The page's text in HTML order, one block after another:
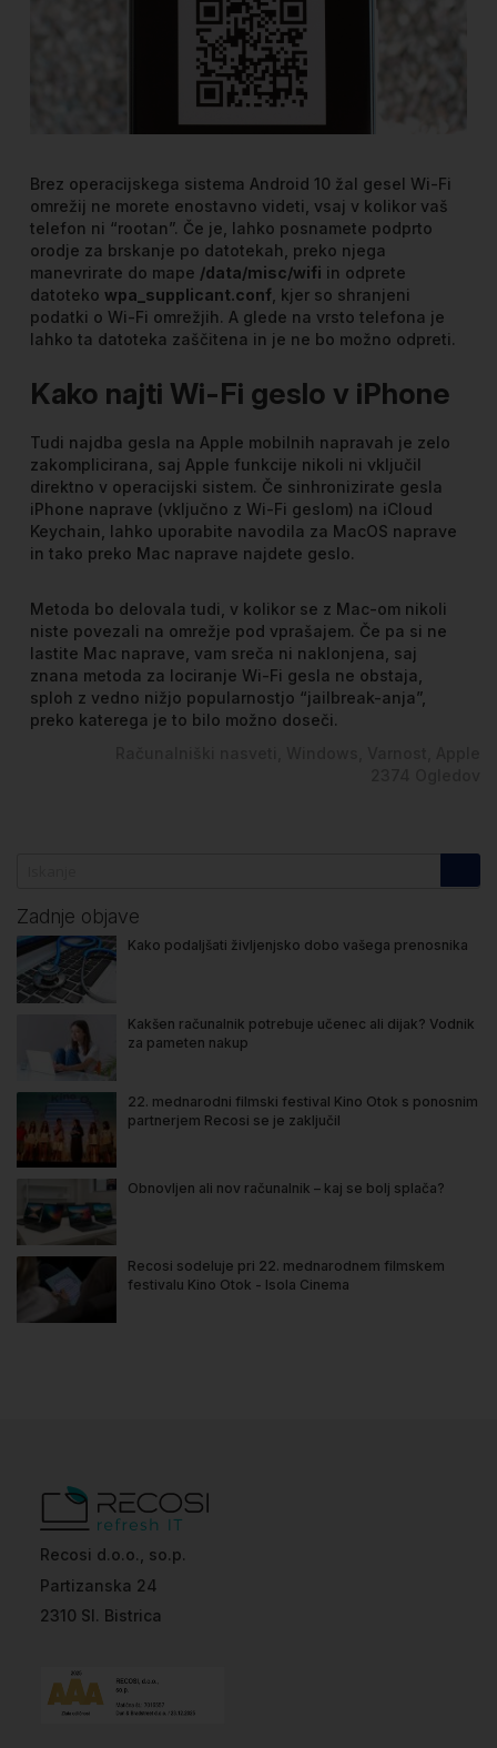
Brez operacijskega sistema Android 10 žal gesel Wi-Fi
omrežij ne morete enostavno videti, vsaj v kolikor vaš
telefon ni “rootan”. Če je, lahko posnamete podprto
orodje za brskanje po datotekah, preko njega
manevrirate do mape /data/misc/wifi in odprete
datoteko wpa_supplicant.conf, kjer so shranjeni
podatki o Wi-Fi omrežjih. A glede na vrsto telefona je
lahko ta datoteka zaščitena in je ne bo možno odpreti.
Kako najti Wi-Fi geslo v iPhone
Tudi najdba gesla na Apple mobilnih napravah je zelo
zakomplicirana, saj Apple funkcije nikoli ni vključil
direktno v operacijski sistem. Če sinhronizirate gesla
iPhone naprave (vključno z Wi-Fi geslom) na iCloud
Keychain, lahko uporabite navodila za MacOS naprave
in tako preko Mac naprave najdete geslo.
Metoda bo delovala tudi, v kolikor se z Mac-om nikoli
niste povezali na omrežje pod vprašajem. Če pa si ne
lastite Mac naprave, vam sreča ni naklonjena, saj
znana metoda za lociranje Wi-Fi gesla ne obstaja,
sploh z vedno nižjo popularnostjo “jailbreak-anja”,
preko katerega je to bilo možno doseči.
Zadnje objave
Kako podaljšati življenjsko dobo vašega prenosnika
Kakšen računalnik potrebuje učenec ali dijak? Vodnik
za pameten nakup
22. mednarodni filmski festival Kino Otok s ponosnim
partnerjem Recosi se je zaključil
Obnovljen ali nov računalnik – kaj se bolj splača?
Recosi sodeluje pri 22. mednarodnem filmskem
festivalu Kino Otok - Isola Cinema
Recosi d.o.o., so.p.
Partizanska 24
2310 Sl. Bistrica